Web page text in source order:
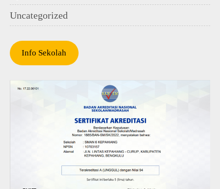
Uncategorized
Info Sekolah